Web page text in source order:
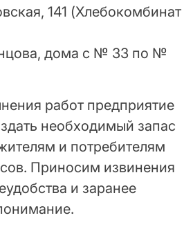
141 (Хлебокомбинат
дома с № 33 по №
работ предприятие
необходимый запас
и потребителям
Приносим извинения
и заранее